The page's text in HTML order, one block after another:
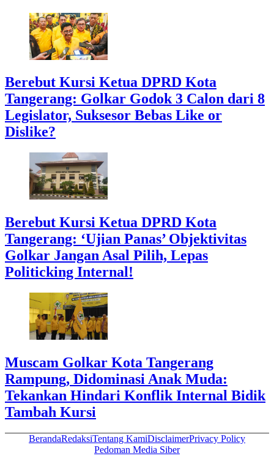
Berebut Kursi Ketua DPRD Kota
Tangerang: Golkar Godok 3 Calon dari 8
Legislator, Suksesor Bebas Like or
Dislike?
Berebut Kursi Ketua DPRD Kota
Tangerang: ‘Ujian Panas’ Objektivitas
Golkar Jangan Asal Pilih, Lepas
Politicking Internal!
Muscam Golkar Kota Tangerang
Rampung, Didominasi Anak Muda:
Tekankan Hindari Konflik Internal Bidik
Tambah Kursi
BerandaRedaksiTentang KamiDisclaimerPrivacy Policy
Pedoman Media Siber